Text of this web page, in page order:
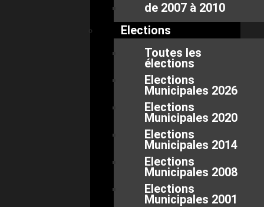
de 2007 à 2010
Elections
Toutes les
élections
Elections
Municipales 2026
Elections
Municipales 2020
Elections
Municipales 2014
Elections
Municipales 2008
Elections
Municipales 2001